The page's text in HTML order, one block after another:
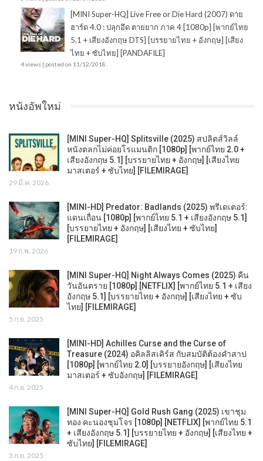
[MINI Super-HQ] Live Free or Die Hard (2007) ดาย
ฮาร์ด 4.0 : ปลุกอึด ตายยาก ภาค 4 [1080p] [พากย์ไทย
5.1 + เสียงอังกฤษ DTS] [บรรยายไทย + อังกฤษ] [เสียง
ไทย + ซับไทย] [PANDAFILE]
4 views | posted on 11/12/2018
หนังอัพใหม่
[MINI Super-HQ] Splitsville (2025) สปลิตส์วิลล์
หนังตลกไม่ค่อยโรแมนติก [1080p] [พากย์ไทย 2.0 +
เสียงอังกฤษ 5.1] [บรรยายไทย + อังกฤษ] [เสียงไทย
มาสเตอร์ + ซับไทย] [FILEMIRAGE]
29 มี.ค. 2026
[MINI-HD] Predator: Badlands (2025) พรีเดเตอร์:
แดนเถื่อน [1080p] [พากย์ไทย 5.1 + เสียงอังกฤษ 5.1]
[บรรยายไทย + อังกฤษ] [เสียงไทย + ซับไทย]
[FILEMIRAGE]
19 ก.พ. 2026
[MINI Super-HQ] Night Always Comes (2025) คืน
วันอันตราย [1080p] [NETFLIX] [พากย์ไทย 5.1 + เสียง
อังกฤษ 5.1] [บรรยายไทย + อังกฤษ] [เสียงไทย + ซับ
ไทย] [FILEMIRAGE]
5 ก.ย. 2025
[MINI-HD] Achilles Curse and the Curse of
Treasure (2024) อคิลลิสเคิร์ส กับสมบัติต้องคำสาป
[1080p] [พากย์ไทย 2.0] [บรรยายอังกฤษ] [เสียงไทย
มาสเตอร์ + ซับอังกฤษ] [FILEMIRAGE]
4 ก.ย. 2025
[MINI Super-HQ] Gold Rush Gang (2025) เขาชุม
ทอง คะนองชุมโจร [1080p] [NETFLIX] [พากย์ไทย 5.1
+ เสียงอังกฤษ 5.1] [บรรยายไทย + อังกฤษ] [เสียงไทย +
ซับไทย] [FILEMIRAGE]
3 ก.ย. 2025